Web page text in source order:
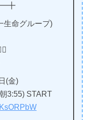
生命グループ)
(金)
3:55) START